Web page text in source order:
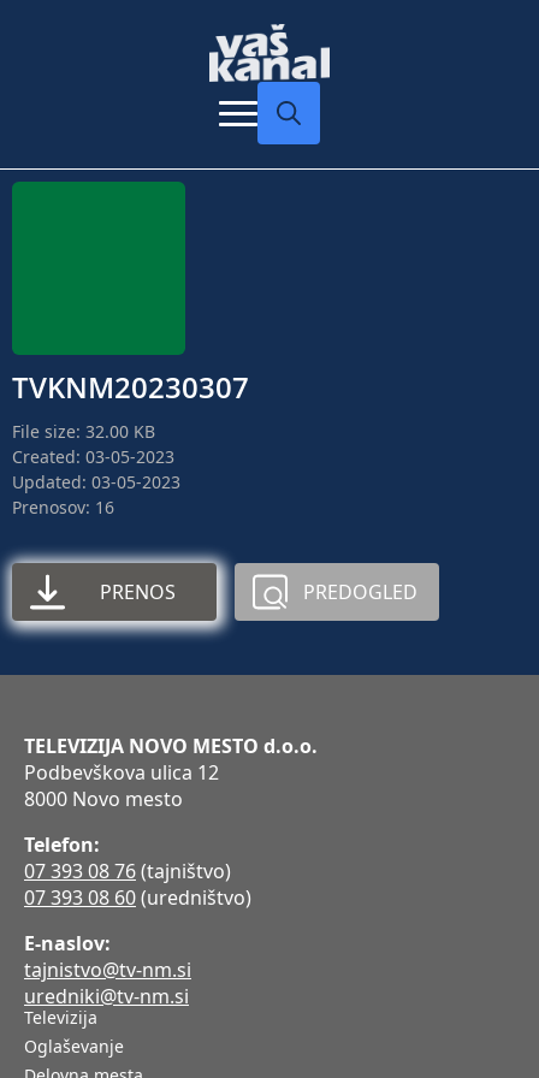
TVKNM20230307
File size: 32.00 KB
Created: 03-05-2023
Updated: 03-05-2023
Prenosov: 16
PRENOS PREDOGLED
TELEVIZIJA NOVO MESTO d.o.o.
Podbevškova ulica 12
8000 Novo mesto
Telefon:
07 393 08 76(tajništvo)
07 393 08 60(uredništvo)
E-naslov:
tajnistvo@tv-nm.si
uredniki@tv-nm.si
Televizija
Oglaševanje